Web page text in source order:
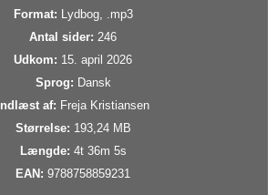
Format: Lydbog, .mp3
Antal sider: 246
Udkom: 15. april 2026
Sprog: Dansk
Indlæst af: Freja Kristiansen
Størrelse: 193,24 MB
Længde: 4t 36m 5s
EAN: 9788758859231